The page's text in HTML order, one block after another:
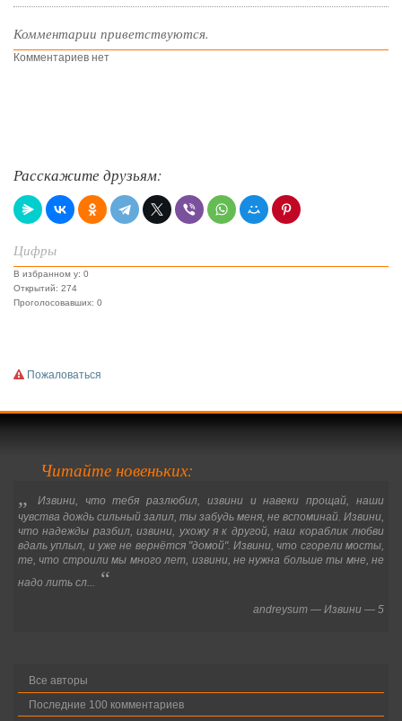
Комментарии приветствуются.
Комментариев нет
Расскажите друзьям:
Цифры
В избранном у: 0
Открытий: 274
Проголосовавших: 0
Пожаловаться
Читайте новеньких:
„
Извини, что тебя разлюбил, извини и навеки прощай, наши
чувства дождь сильный залил, ты забудь меня, не вспоминай. Извини,
что надежды разбил, извини, ухожу я к другой, наш кораблик любви
вдаль уплыл, и уже не вернётся "домой". Извини, что сгорели мосты,
те, что строили мы много лет, извини, не нужна больше ты мне, не
надо лить сл... “
andreysum — Извини — 5
Все авторы
Последние 100 комментариев